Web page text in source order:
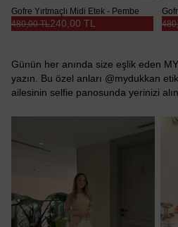
Gofre Yırtmaçlı Midi Etek - Pembe
240,00 TL
480,00 TL
Günün her anında size eşlik eden
yazın. Bu özel anları @mydukkan
ailesinin selfie panosunda yerinizi alın.